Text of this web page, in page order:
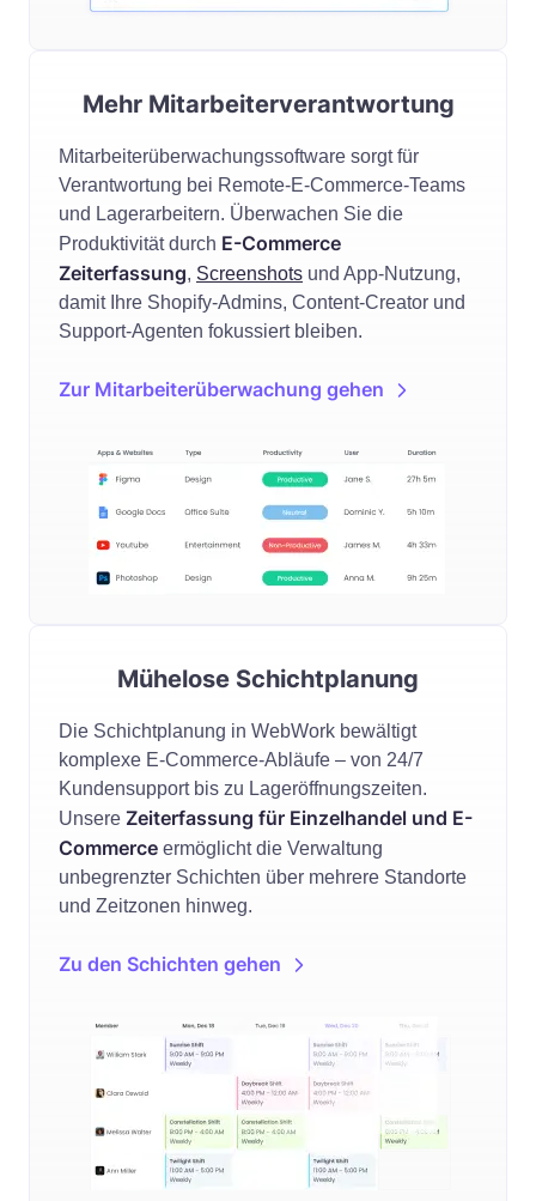
Mehr Mitarbeiterverantwortung
Mitarbeiterüberwachungssoftware sorgt für
Verantwortung bei Remote-E-Commerce-Teams
und Lagerarbeitern. Überwachen Sie die
Produktivität durch E-Commerce
Zeiterfassung, Screenshots und App-Nutzung,
damit Ihre Shopify-Admins, Content-Creator und
Support-Agenten fokussiert bleiben.
Zur Mitarbeiterüberwachung gehen
Mühelose Schichtplanung
Die Schichtplanung in WebWork bewältigt
komplexe E-Commerce-Abläufe – von 24/7
Kundensupport bis zu Lageröffnungszeiten.
Unsere Zeiterfassung für Einzelhandel und E-
Commerce ermöglicht die Verwaltung
unbegrenzter Schichten über mehrere Standorte
und Zeitzonen hinweg.
Zu den Schichten gehen